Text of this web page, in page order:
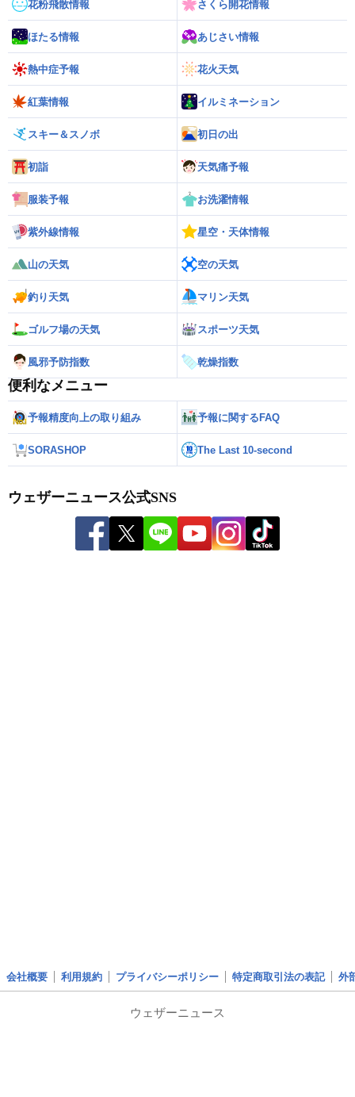
花粉飛散情報 さくら開花情報
ほたる情報 あじさい情報
熱中症予報 花火天気
紅葉情報 イルミネーション
スキー＆スノボ 初日の出
初詣 天気痛予報
服装予報 お洗濯情報
紫外線情報 星空・天体情報
山の天気 空の天気
釣り天気 マリン天気
ゴルフ場の天気 スポーツ天気
風邪予防指数 乾燥指数
便利なメニュー
予報精度向上の取り組み 予報に関するFAQ
SORASHOP The Last 10-second
ウェザーニュース公式SNS
会社概要 利用規約 プライバシーポリシー 特定商取引法の表記 外
ウェザーニュース